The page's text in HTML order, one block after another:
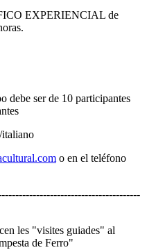
EXPERIENCIAL de
debe ser de 10 participantes
italiano
o en el teléfono
les "visites guiades" al
de Ferro"